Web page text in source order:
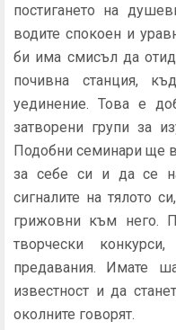
постигането на
водите спокоен и
би има смисъл да
почивна станция,
уединение. Това е
затворени групи за
Подобни семинари ще
за себе си и да се
сигналите на тялото
грижовни към него.
творчески
предавания. Имате
известност и да
околните говорят.